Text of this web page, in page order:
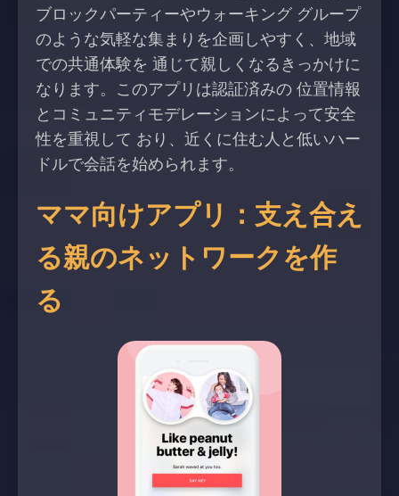
ブロックパーティーやウォーキング グループ
のような気軽な集まりを企画しやすく、地域
での共通体験を 通じて親しくなるきっかけに
なります。このアプリは認証済みの 位置情報
とコミュニティモデレーションによって安全
性を重視して おり、近くに住む人と低いハー
ドルで会話を始められます。
ママ向けアプリ：支え合え
る親のネットワークを作
る